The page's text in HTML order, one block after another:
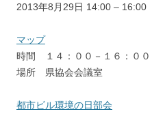
都
ビ
ル
環
の
2013年8月29日 14:00 – 16:00
マップ県
協
会
議
時間 １４：００－１６：００
場所 県協会会議室
都市ビル環境の日部会